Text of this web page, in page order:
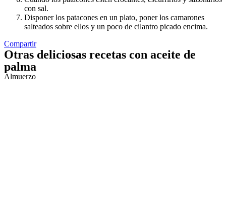
con sal.
Disponer los patacones en un plato, poner los camarones
salteados sobre ellos y un poco de cilantro picado encima.
Compartir
Otras deliciosas recetas con aceite de
palma
Almuerzo